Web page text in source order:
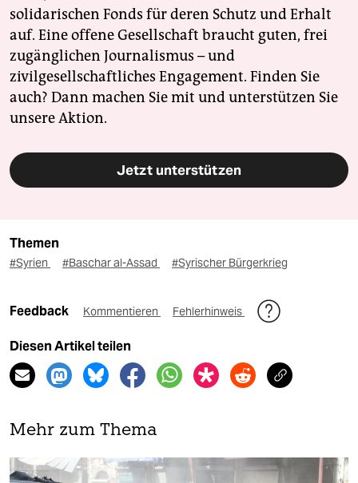
solidarischen Fonds für deren Schutz und Erhalt
auf. Eine offene Gesellschaft braucht guten, frei
zugänglichen Journalismus – und
zivilgesellschaftliches Engagement. Finden Sie
auch? Dann machen Sie mit und unterstützen Sie
unsere Aktion.
Jetzt unterstützen
Themen
#Syrien #Baschar al-Assad #Syrischer Bürgerkrieg
Feedback Kommentieren Fehlerhinweis
Diesen Artikel teilen
Mehr zum Thema